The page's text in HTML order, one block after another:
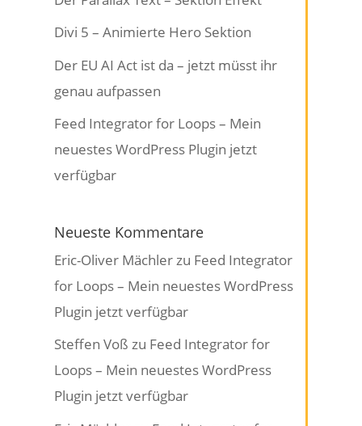
Divi 5 – Animierte Hero Sektion
Der EU AI Act ist da – jetzt müsst ihr
genau aufpassen
Feed Integrator for Loops – Mein
neuestes WordPress Plugin jetzt
verfügbar
Neueste Kommentare
Eric-Oliver Mächlerzu Feed Integrator
for Loops – Mein neuestes WordPress
Plugin jetzt verfügbar
Steffen Voß zu Feed Integrator for
Loops – Mein neuestes WordPress
Plugin jetzt verfügbar